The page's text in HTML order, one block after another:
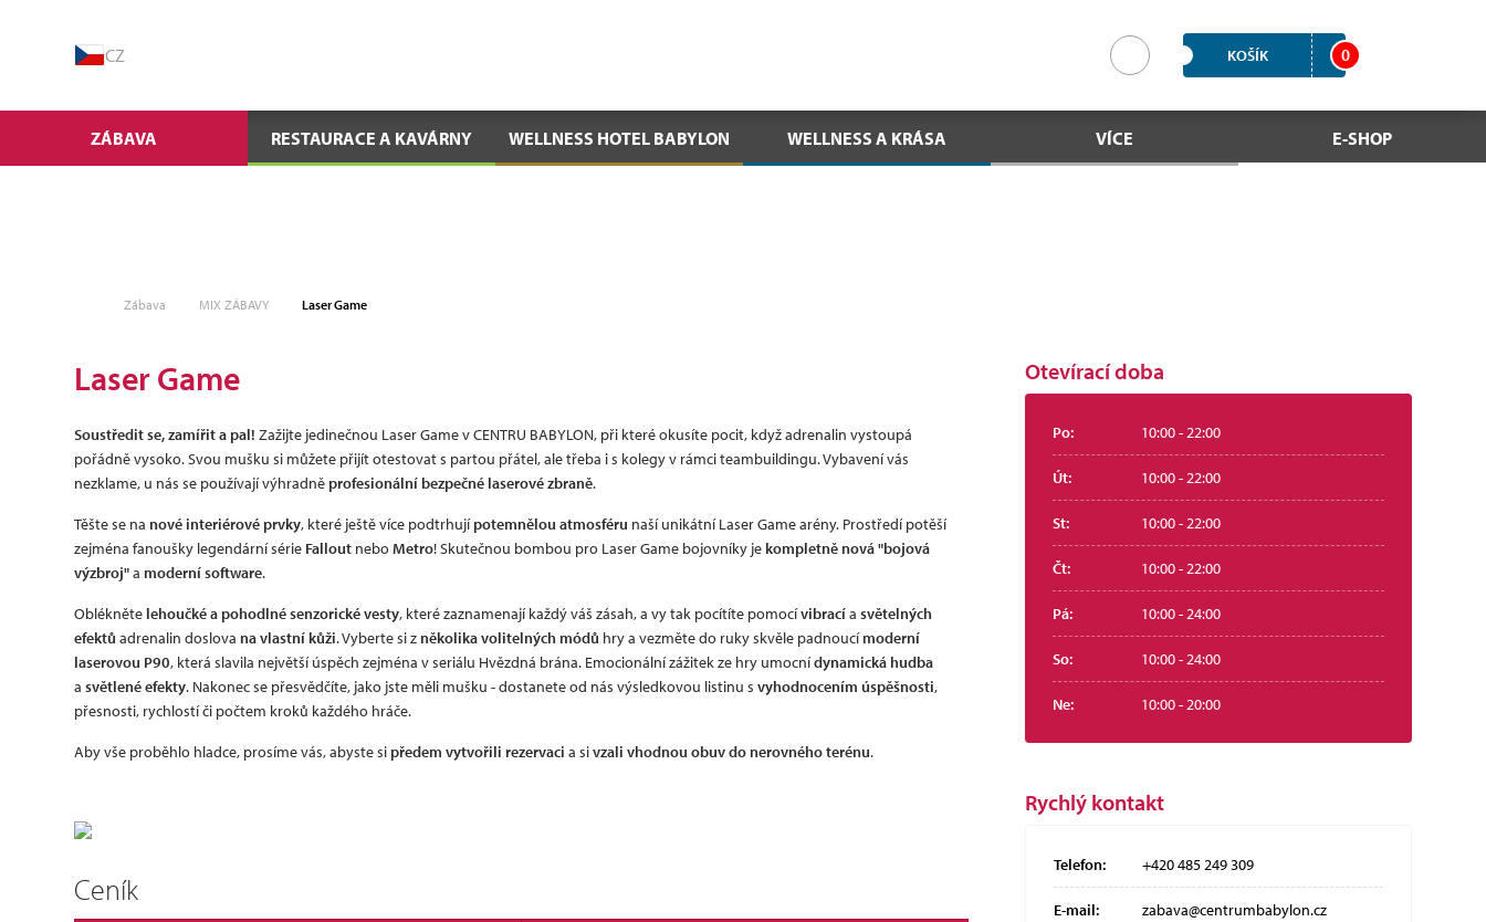
CZ KOŠÍK 0
ZÁBAVA RESTAURACE A KAVÁRNY WELLNESS HOTEL BABYLON WELLNESS A KRÁSA VÍCE E-SHOP
Zábava MIX ZÁBAVY Laser Game
Laser Game
Soustředit se, zamířit a pal! Zažijte jedinečnou Laser Game v CENTRU BABYLON, při které okusíte pocit, když adrenalin vystoupá
pořádně vysoko. Svou mušku si můžete přijít otestovat s partou přátel, ale třeba i s kolegy v rámci teambuildingu. Vybavení vás
nezklame, u nás se používají výhradněprofesionální bezpečné laserové zbraně.
Těšte se na nové interiérové prvky, které ještě více podtrhujípotemnělou atmosféru naší unikátní Laser Game arény. Prostředí potěší
zejména fanoušky legendární série Fallout neboMetro! Skutečnou bombou pro Laser Game bojovníky je kompletně nová "bojová
výzbroj"a moderní software.
Oblékněte lehoučké a pohodlné senzorické vesty, které zaznamenají každý váš zásah, a vy tak pocítíte pomocívibracíasvětelných
efektů adrenalin doslova na vlastní kůži. Vyberte si z několika volitelných módů hry a vezměte do ruky skvěle padnoucímoderní
laserovou P90, která slavila největší úspěch zejména v seriálu Hvězdná brána. Emocionální zážitek ze hry umocnídynamická hudba
asvětlené efekty. Nakonec se přesvědčíte, jako jste měli mušku - dostanete od nás výsledkovou listinu svyhodnocením úspěšnosti,
přesnosti, rychlostí či počtem kroků každého hráče.
Aby vše proběhlo hladce, prosíme vás, abyste sipředem vytvořili rezervacia sivzali vhodnou obuv do nerovného terénu.
Ceník
Otevírací doba
Po: 10:00 - 22:00
Út: 10:00 - 22:00
St: 10:00 - 22:00
Čt: 10:00 - 22:00
Pá: 10:00 - 24:00
So: 10:00 - 24:00
Ne: 10:00 - 20:00
Rychlý kontakt
Telefon: +420 485 249 309
E-mail: zabava@centrumbabylon.cz